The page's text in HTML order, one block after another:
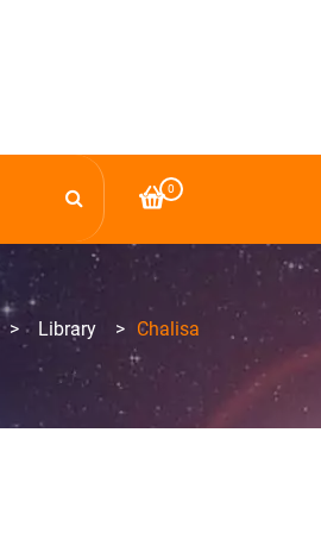
0
> Library > Chalisa